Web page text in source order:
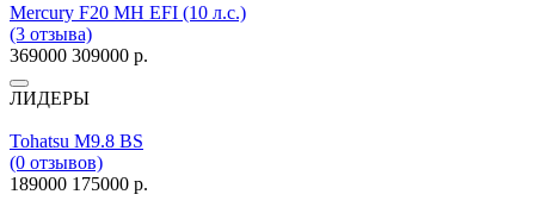
Mercury F20 MH EFI (10 л.с.)
(3 отзыва)
369000 309000 р.
ЛИДЕРЫ
Tohatsu M9.8 BS
(0 отзывов)
189000 175000 р.